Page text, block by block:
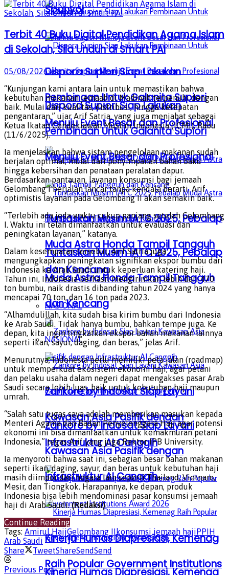
Dispora Supiori Siap Lakukan
Pembinaan Untuk Galanita Supiori
Menuju Event Besar dan Profesional
Tuntaskan Musim IATC 2025, Pebalap
Muda Astra Honda Tampil Tangguh
dan Kencang
NASIONAL
Zankore by Indosat Siap Layani
Kawasan Asia Pasifik dengan
Infrastruktur AI Canggih
Kinerja Humas Diapresiasi, Kemenag
Raih Popular Government Institutions
Spanyol
Dispora Supiori Siap Lakukan
Pembinaan Untuk Galanita Supiori
Menuju Event Besar dan Profesional
Tuntaskan Musim IATC 2025, Pebalap
Muda Astra Honda Tampil Tangguh
dan Kencang
NASIONAL
Zankore by Indosat Siap Layani
Kawasan Asia Pasifik dengan
Infrastruktur AI Canggih
Kinerja Humas Diapresiasi, Kemenag
Terbit 40 Buku Digital Pendidikan Agama Islam
di Sekolah, Sila Unduh di Smart PAI
05/08/2026
“Kunjungan kami antara lain untuk memastikan bahwa
kebutuhan makanan jemaah di Madinah terpenuhi dengan
baik. Mulai dari kualitas, distribusi, hingga ketepatan
pengantaran,” ujar Arif Satria, yang juga menjabat sebagai
Ketua Ikatan Cendekiawan Muslim Indonesia (ICMI), Rabu
(11/6/2025).
Ia menjelaskan bahwa sistem pengelolaan makanan sudah
berjalan optimal, mulai dari penyimpanan bahan baku
hingga kebersihan dan penataan peralatan dapur.
Berdasarkan pantauan, layanan konsumsi bagi jemaah
Gelombang I berjalan lancar tanpa kendala berarti. Arif
optimistis layanan pada Gelombang II akan semakin baik.
“Terlebih ada jeda waktu cukup panjang setelah Gelombang
I. Waktu ini telah dimanfaatkan untuk evaluasi dan
peningkatan layanan,” katanya.
Dalam kesempatan tersebut, Arif Satria juga
mengungkapkan peningkatan signifikan ekspor bumbu dari
Indonesia ke Arab Saudi untuk keperluan katering haji.
Tahun ini, Indonesia berhasil mengirimkan lebih dari 470
ton bumbu, naik drastis dibanding tahun 2024 yang hanya
mencapai 70 ton, dan 16 ton pada 2023.
“Alhamdulillah, kita sudah bisa kirim bumbu dari Indonesia
ke Arab Saudi. Tidak hanya bumbu, bahkan tempe juga. Ke
depan, kita ingin tingkatkan ekspor bahan makanan lainnya
seperti ikan, sayur, daging, dan beras,” jelas Arif.
Menurutnya, Indonesia perlu memiliki peta jalan (roadmap)
untuk memperkuat ekosistem ekonomi haji, agar petani
dan pelaku usaha dalam negeri dapat mengakses pasar Arab
Saudi secara lebih luas, baik untuk kebutuhan haji maupun
umrah.
“Salah satu tugas saya adalah memberikan masukan kepada
Menteri Agama dan Badan Penyelenggara Haji agar potensi
ekonomi ini bisa dimanfaatkan untuk kemakmuran petani
Indonesia,” tegas Arif yang juga Rektor IPB University.
Ia menyoroti bahwa saat ini, sebagian besar bahan makanan
seperti ikan, daging, sayur, dan beras untuk kebutuhan haji
masih diimpor dari negara lain seperti Thailand, Vietnam,
Mesir, dan Tiongkok. Harapannya, ke depan, produk
Indonesia bisa lebih mendominasi pasar konsumsi jemaah
haji di Arab Saudi.(Redaksi)
Continue Reading
Tags: Amirul HajjGelombang II konsumsi jemaah hajiPPIH
Arab Saudi
Share
TweetShareSendSend
Previous Post